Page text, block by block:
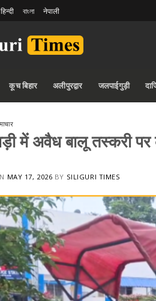
हिन्दी বাংলা नेपाली
कूच बिहार अलीपुरद्वार जलपाईगुड़ी
में अवैध बालू तस्करी पर
MAY 17, 2026 BY SILIGURI TIMES